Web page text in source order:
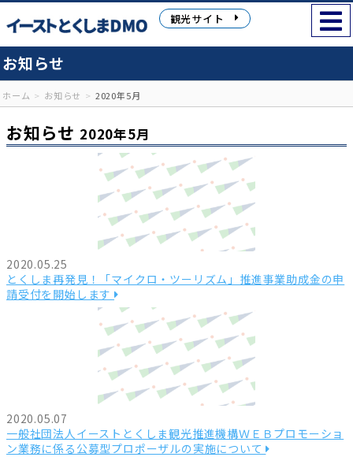
観光サイト
お知らせ
ホーム お知らせ 2020年5月
お知らせ 2020年5月
2020.05.25
とくしま再発見！「マイクロ・ツーリズム」推進事業助成金の申
請受付を開始します
2020.05.07
一般社団法人イーストとくしま観光推進機構ＷＥＢプロモーショ
ン業務に係る公募型プロポーザルの実施について